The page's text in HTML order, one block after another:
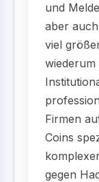
und
aber
viel
Firmen
Coins
gegen